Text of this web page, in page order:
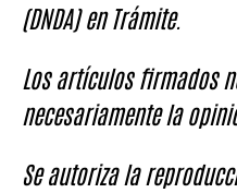
(DNDA) en Trámite.
Los artículos firmados
necesariamente la
Se autoriza la